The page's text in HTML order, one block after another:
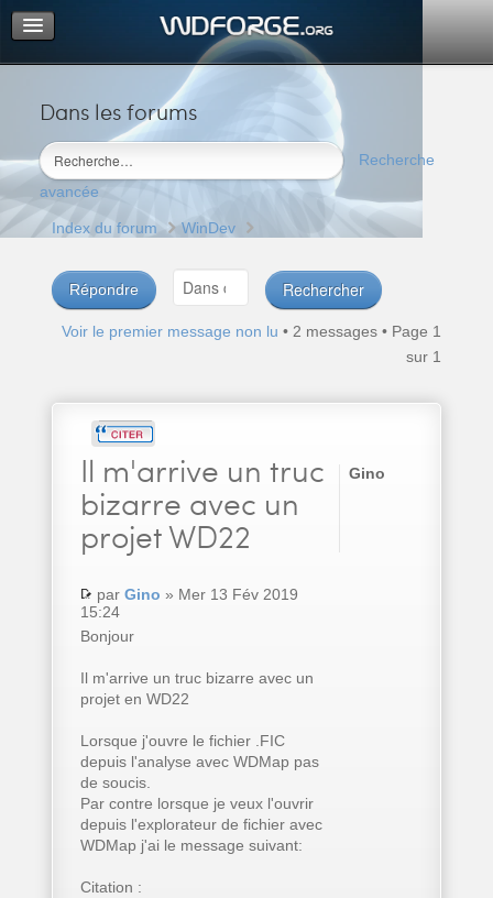
Dans les forums
Recherche
avancée
Portail
Index du forum
M’enregistrer
Connexion
Index du forum WinDev
Répondre
Voir le premier message non lu • 2 messages • Page 1
sur 1
Il m'arrive un truc
bizarre avec un
projet WD22
par Gino » Mer 13 Fév 2019
15:24
Bonjour
Il m'arrive un truc bizarre avec un
projet en WD22
Lorsque j'ouvre le fichier .FIC
depuis l'analyse avec WDMap pas
de soucis.
Par contre lorsque je veux l'ouvrir
depuis l'explorateur de fichier avec
WDMap j'ai le message suivant:
Citation :
Gino